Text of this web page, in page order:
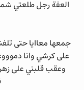
العفة رجل طلعتي
جمعها معاايا حتى
على كرشي وانا
وعقب قلبني على